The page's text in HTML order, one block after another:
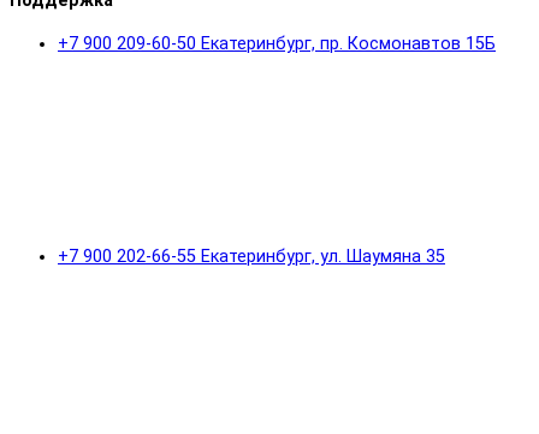
+7 900 209-60-50 Екатеринбург, пр. Космонавтов 15Б
+7 900 202-66-55 Екатеринбург, ул. Шаумяна 35